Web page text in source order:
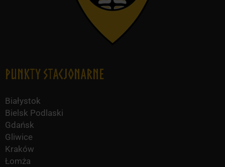
Punkty Stacjonarne
Białystok
Bielsk Podlaski
Gdańsk
Gliwice
Kraków
Łomża